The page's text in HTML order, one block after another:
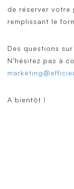
de réserver votre
remplissant le
Des questions sur
N’hésitez pas à
A bientôt !